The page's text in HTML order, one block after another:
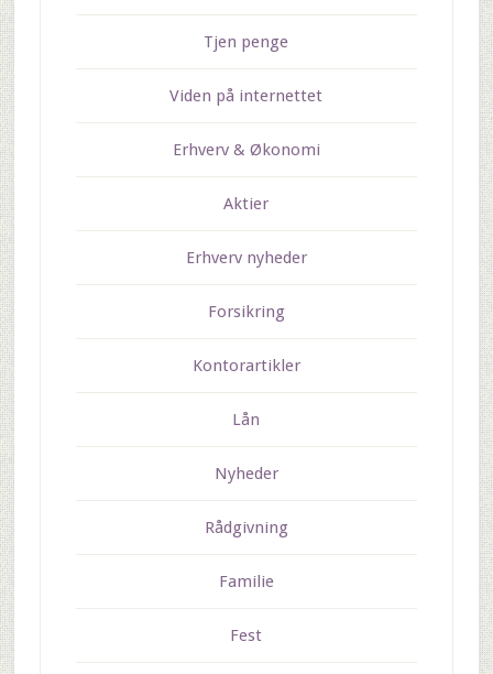
Tjen penge
Viden på internettet
Erhverv & Økonomi
Aktier
Erhverv nyheder
Forsikring
Kontorartikler
Lån
Nyheder
Rådgivning
Familie
Fest